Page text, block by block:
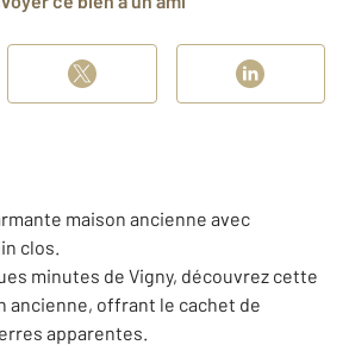
maison ancienne avec
clos.
minutes de Vigny, découvrez cette
ancienne, offrant le cachet de
apparentes.